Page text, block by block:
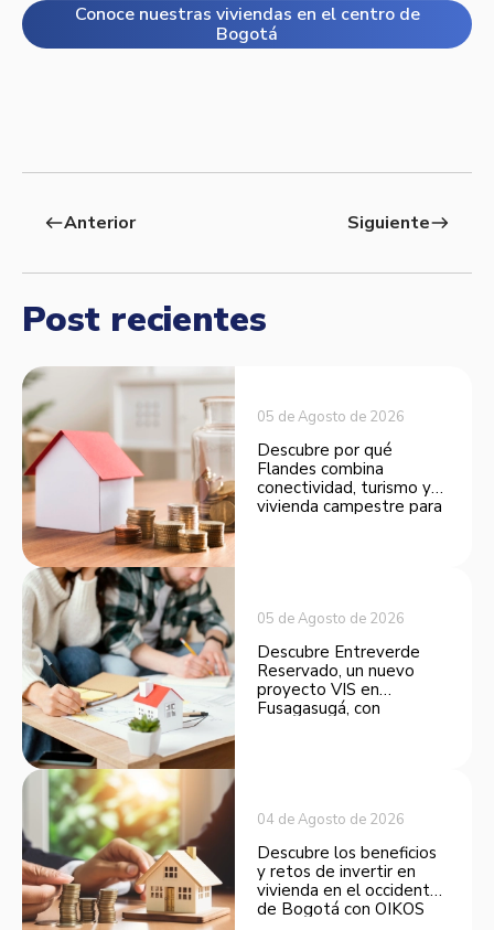
Conoce nuestras viviendas en el centro de
Bogotá
westAnterior Siguienteeast
Post recientes
05 de Agosto de 2026
Descubre por qué
Flandes combina
conectividad, turismo y
vivienda campestre para
05 de Agosto de 2026
Descubre Entreverde
Reservado, un nuevo
proyecto VIS en
Fusagasugá, con
04 de Agosto de 2026
Descubre los beneficios
y retos de invertir en
vivienda en el occidente
de Bogotá con OIKOS